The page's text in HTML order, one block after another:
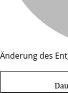
Änderung des